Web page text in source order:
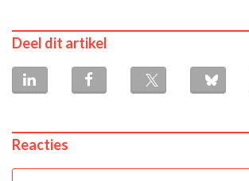
Deel dit artikel
Reacties